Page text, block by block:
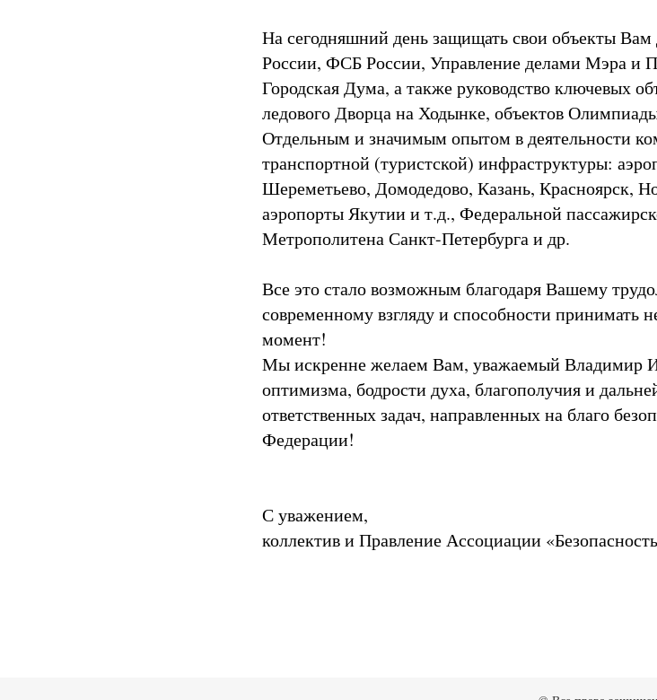
На сегодняшний день защищать свои объекты
России, ФСБ России, Управление делами Мэра и
Городская Дума, а также руководство ключевых
ледового Дворца на Ходынке, объектов
Отдельным и значимым опытом в деятельности
транспортной (туристской) инфраструктуры:
Шереметьево, Домодедово, Казань, Красноярск,
аэропорты Якутии и т.д., Федеральной
Метрополитена Санкт-Петербурга и др.
Все это стало возможным благодаря Вашему
современному взгляду и способности принимать
момент!
Мы искренне желаем Вам, уважаемый Владимир
оптимизма, бодрости духа, благополучия и
ответственных задач, направленных на благо
Федерации!
С уважением,
коллектив и Правление Ассоциации